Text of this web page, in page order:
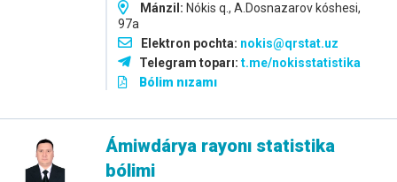
Mánzil: Nókis q., A.Dosnazarov kóshesi,
97a
Elektron pochta: nokis@qrstat.uz
Telegram toparı: t.me/nokisstatistika
Bólim nızamı
Ámiwdárya rayonı statistika
bólimi